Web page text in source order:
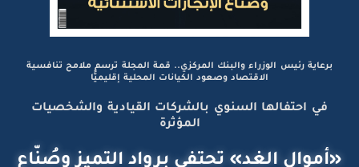
برعاية رئيس الوزراء والبنك المركزي.. قمة المجلة ترسم ملامح تنافسية
الاقتصاد وصعود الكيانات المحلية إقليميًّا
في احتفالها السنوي بالشركات القيادية والشخصيات
المؤثرة
«أموال الغد» تحتفي برواد التميز وصُنّاع